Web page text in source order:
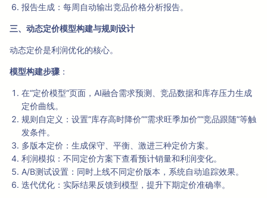
报告生成：每周自动输出竞品价格分析报告。
三、动态定价模型构建与规则设计
动态定价是利润优化的核心。
模型构建步骤 ：
在“定价模型”页面，AI融合需求预测、竞品数据和库存压力生成
定价曲线。
规则自定义：设置“库存高时降价”“需求旺季加价”“竞品跟随”等触
发条件。
多版本定价：生成保守、平衡、激进三种定价方案。
利润模拟：不同定价方案下查看预计销量和利润变化。
A/B测试设置：同时上线不同定价版本，系统自动追踪效果。
迭代优化：实际结果反馈到模型，提升下期定价准确率。